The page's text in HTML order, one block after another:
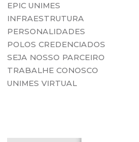
EPIC UNIMES
INFRAESTRUTURA
PERSONALIDADES
POLOS CREDENCIADOS
SEJA NOSSO PARCEIRO
TRABALHE CONOSCO
UNIMES VIRTUAL